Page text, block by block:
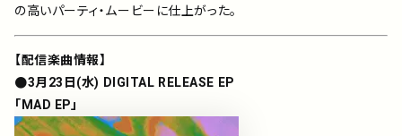
の高いパーティ・ムービーに仕上がった。
【配信楽曲情報】
●3⽉23⽇(⽔) DIGITAL RELEASE EP
「MAD EP」